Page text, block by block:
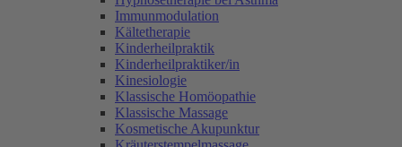
Immunmodulation
Kältetherapie
Kinderheilpraktik
Kinderheilpraktiker/in
Kinesiologie
Klassische Homöopathie
Klassische Massage
Kosmetische Akupunktur